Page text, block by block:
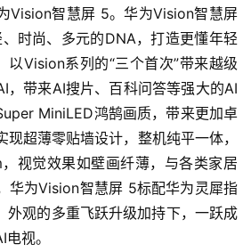
智慧屏 5。华为Vision智慧屏
时尚、多元的DNA，打造更懂年轻
以Vision系列的“三个首次”带来越级
，带来AI搜片、百科问答等强大的AI
MiniLED鸿鹄画质，带来更加卓
超薄零贴墙设计，整机纯平一体，
视觉效果如壁画纤薄，与各类家居
华为Vision智慧屏 5标配华为灵犀指
外观的多重飞跃升级加持下，一跃成
视。